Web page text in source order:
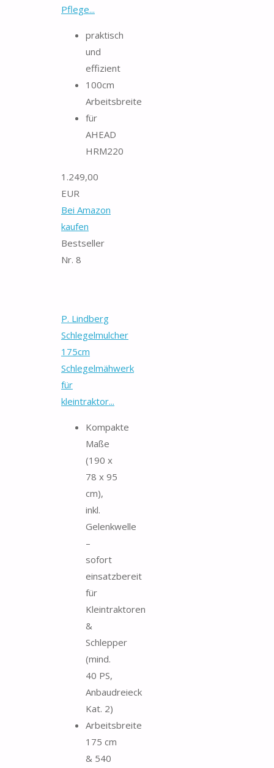
Pflege...
praktisch
und
effizient
100cm
Arbeitsbreite
für
AHEAD
HRM220
1.249,00
EUR
Bei Amazon
kaufen
Bestseller
Nr. 8
P. Lindberg
Schlegelmulcher
175cm
Schlegelmähwerk
für
kleintraktor...
Kompakte
Maße
(190 x
78 x 95
cm),
inkl.
Gelenkwelle
–
sofort
einsatzbereit
für
Kleintraktoren
&
Schlepper
(mind.
40 PS,
Anbaudreieck
Kat. 2)
Arbeitsbreite
175 cm
& 540